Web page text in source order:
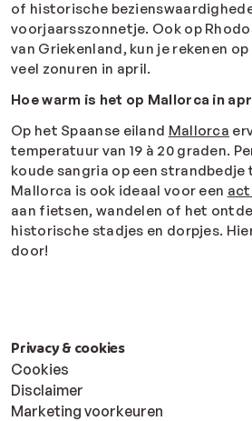
of historische
voorjaarsszonnetje. Ook op
van Griekenland, kun je rekenen op
veel zonuren in april.
Hoe warm is het op Mallorca in
Op het Spaanse eiland Mallorca
temperatuur van 19 à 20 graden.
koude sangria op een strandbedje
Mallorca is ook ideaal voor een
aan fietsen, wandelen of het
historische stadjes en dorpjes.
door!
Privacy & cookies
Cookies
Disclaimer
Marketing voorkeuren